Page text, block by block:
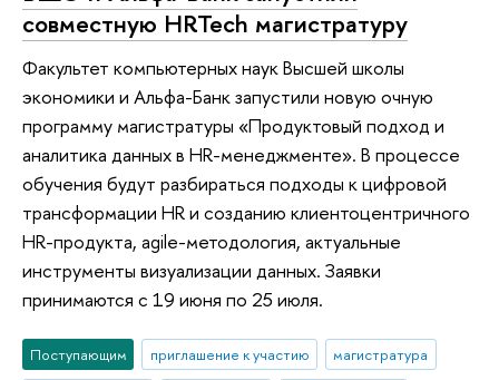
совместную HRTech магистратуру
Факультет компьютерных наук Высшей школы
экономики и Альфа-Банк запустили новую очную
программу магистратуры «Продуктовый подход и
аналитика данных в HR-менеджменте». В процессе
обучения будут разбираться подходы к цифровой
трансформации HR и созданию клиентоцентричного
HR-продукта, agile-методология, актуальные
инструменты визуализации данных. Заявки
принимаются с 19 июня по 25 июля.
Поступающим приглашение к участию
магистратура